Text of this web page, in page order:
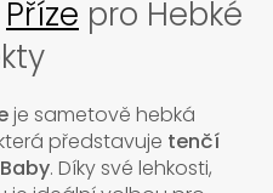
Příze pro Hebké
je sametově hebká
představuje tenčí
. Díky své lehkosti,